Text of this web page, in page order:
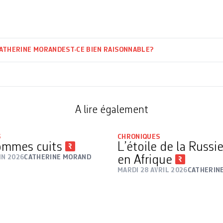
MORANDEST-CE BIEN RAISONNABLE?
A lire également
cuits
2026CATHERINE MORAND
CHRONIQUES
L’étoile de la
en Afrique
MARDI 28 AVRIL 2026